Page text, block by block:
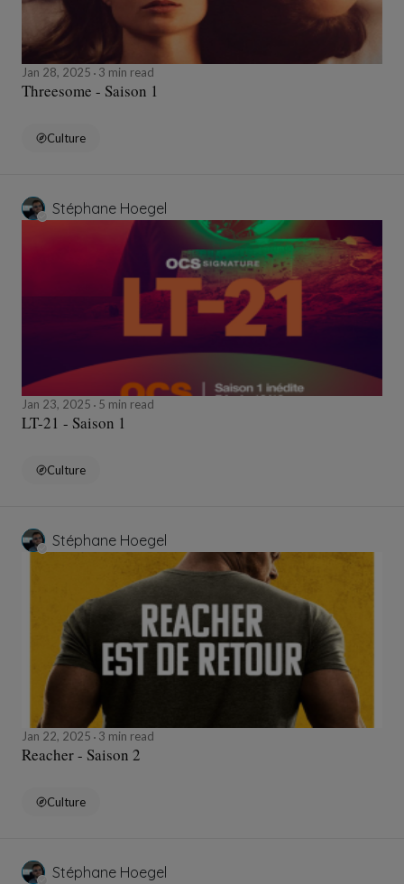
Jan 28, 2025 3 min read
Threesome - Saison 1
Culture
Stéphane Hoegel
Jan 23, 2025 5 min read
LT-21 - Saison 1
Culture
Stéphane Hoegel
Jan 22, 2025 3 min read
Reacher - Saison 2
Culture
Stéphane Hoegel